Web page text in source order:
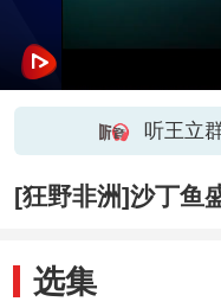
听王立
[狂野非洲]沙丁鱼
选集